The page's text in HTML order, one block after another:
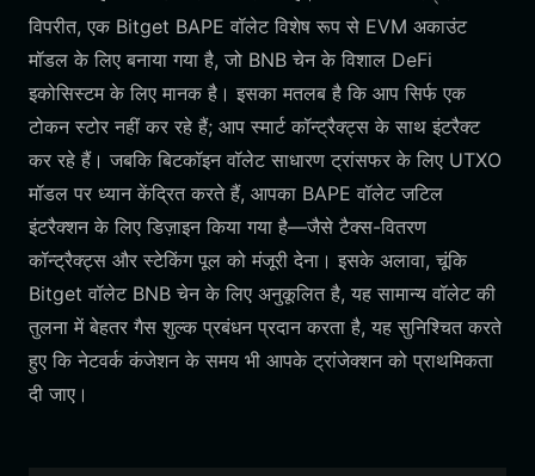
विपरीत, एक Bitget BAPE वॉलेट विशेष रूप से EVM अकाउंट
मॉडल के लिए बनाया गया है, जो BNB चेन के विशाल DeFi
इकोसिस्टम के लिए मानक है। इसका मतलब है कि आप सिर्फ एक
टोकन स्टोर नहीं कर रहे हैं; आप स्मार्ट कॉन्ट्रैक्ट्स के साथ इंटरैक्ट
कर रहे हैं। जबकि बिटकॉइन वॉलेट साधारण ट्रांसफर के लिए UTXO
मॉडल पर ध्यान केंद्रित करते हैं, आपका BAPE वॉलेट जटिल
इंटरैक्शन के लिए डिज़ाइन किया गया है—जैसे टैक्स-वितरण
कॉन्ट्रैक्ट्स और स्टेकिंग पूल को मंजूरी देना। इसके अलावा, चूंकि
Bitget वॉलेट BNB चेन के लिए अनुकूलित है, यह सामान्य वॉलेट की
तुलना में बेहतर गैस शुल्क प्रबंधन प्रदान करता है, यह सुनिश्चित करते
हुए कि नेटवर्क कंजेशन के समय भी आपके ट्रांजेक्शन को प्राथमिकता
दी जाए।